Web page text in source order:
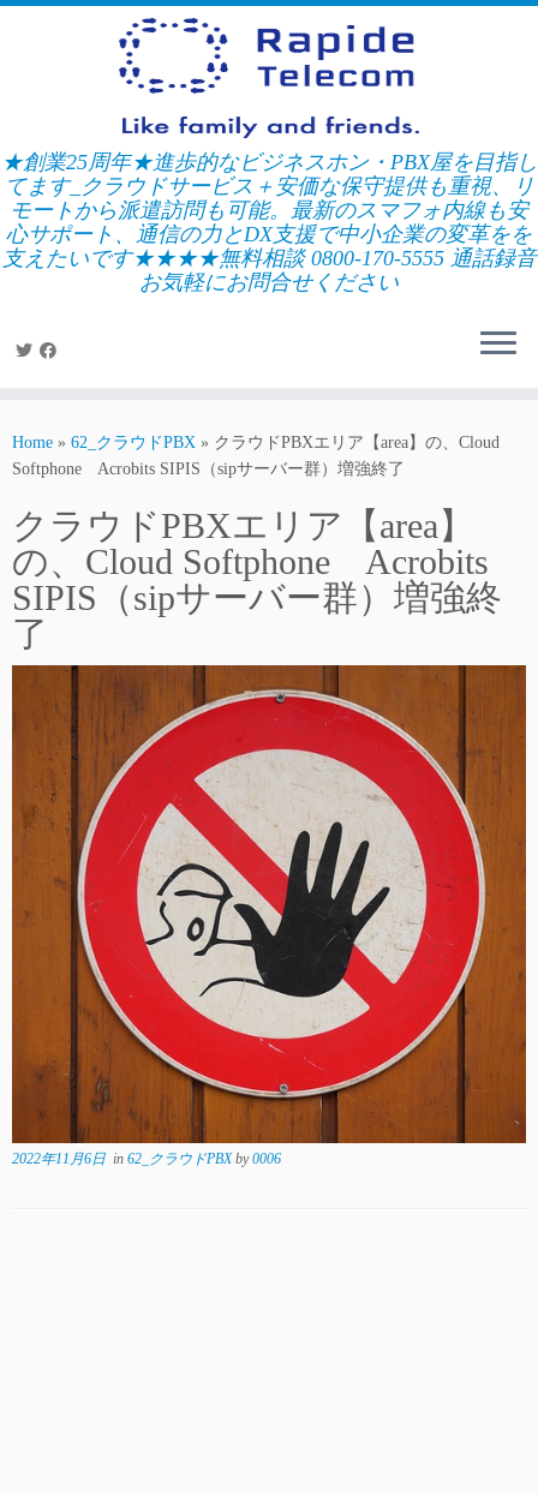
Skip
★創業25周年★進歩的なビジネスホン・PBX屋を目指し
てます_クラウドサービス＋安価な保守提供も重視、リ
モートから派遣訪問も可能。最新のスマフォ内線も安
心サポート、通信の力とDX支援で中小企業の変革をを
支えたいです★★★★無料相談 0800-170-5555 通話録音
お気軽にお問合せください
Home » 62_クラウドPBX » クラウドPBXエリア【area】の、Cloud
Softphone Acrobits SIPIS（sipサーバー群）増強終了
クラウドPBXエリア【area】
の、Cloud Softphone Acrobits
SIPIS（sipサーバー群）増強終
了
2022年11月6日 in 62_クラウドPBXby0006